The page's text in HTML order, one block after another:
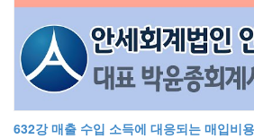
632강 매출 수입 소득에 대응되는 매입비